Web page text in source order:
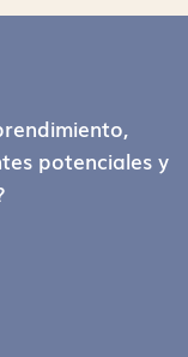
potenciales y